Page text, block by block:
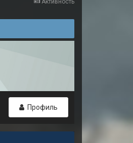
Активность
Профиль